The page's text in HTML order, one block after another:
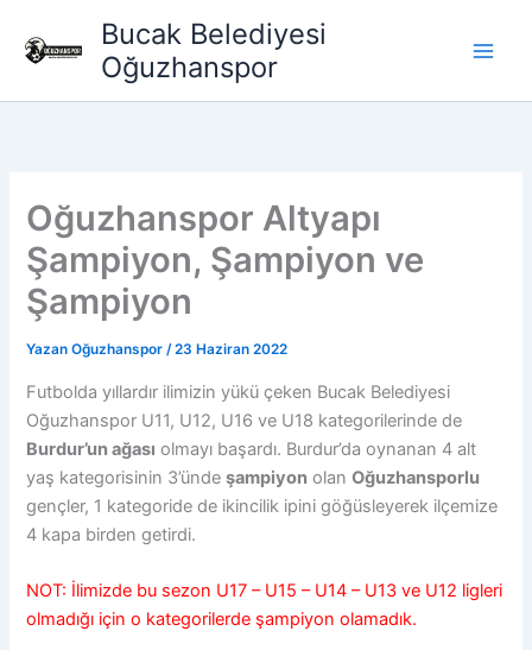
atla
Bucak Belediyesi
Oğuzhanspor
Oğuzhanspor Altyapı
Şampiyon, Şampiyon ve
Şampiyon
Yazan Oğuzhanspor/23 Haziran 2022
Futbolda yıllardır ilimizin yükü çeken Bucak Belediyesi
Oğuzhanspor U11, U12, U16 ve U18 kategorilerinde de
Burdur’un ağası olmayı başardı. Burdur’da oynanan 4 alt
yaş kategorisinin 3’ündeşampiyon olanOğuzhansporlu
gençler, 1 kategoride de ikincilik ipini göğüsleyerek ilçemize
4 kapa birden getirdi.
NOT: İlimizde bu sezon U17 – U15 – U14 – U13 ve U12 ligleri
olmadığı için o kategorilerde şampiyon olamadık.